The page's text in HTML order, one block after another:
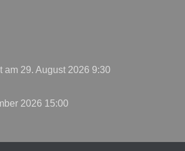
am 29. August 2026 9:30
2026 15:00